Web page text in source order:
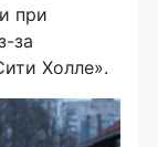
при
за
Холле».